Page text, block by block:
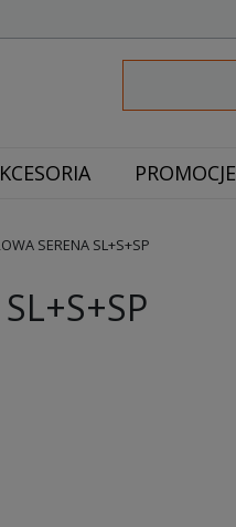
PROMOCJE
SERENA SL+S+SP